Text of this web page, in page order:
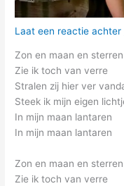
Laat een reactie achter
Zon en maan en sterren
Zie ik toch van verre
Stralen zij hier ver
Steek ik mijn eigen
In mijn maan lantaren
In mijn maan lantaren
Zon en maan en sterren
Zie ik toch van verre